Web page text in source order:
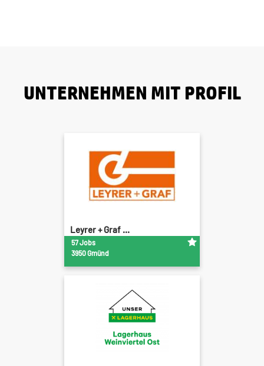
UNTERNEHMEN MIT PROFIL
Leyrer + Graf ...
57 Jobs
3950 Gmünd